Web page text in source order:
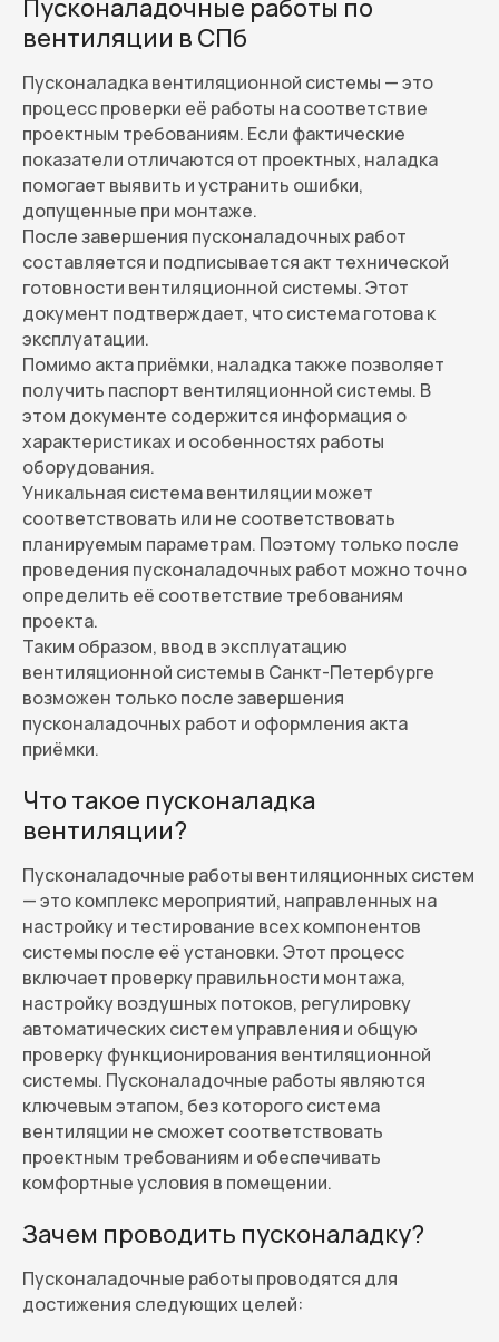
Пусконаладочные работы по
вентиляции в СПб
Пусконаладка вентиляционной системы — это
процесс проверки её работы на соответствие
проектным требованиям. Если фактические
показатели отличаются от проектных, наладка
помогает выявить и устранить ошибки,
допущенные при монтаже.
После завершения пусконаладочных работ
составляется и подписывается акт технической
готовности вентиляционной системы. Этот
документ подтверждает, что система готова к
эксплуатации.
Помимо акта приёмки, наладка также позволяет
получить паспорт вентиляционной системы. В
этом документе содержится информация о
характеристиках и особенностях работы
оборудования.
Уникальная система вентиляции может
соответствовать или не соответствовать
планируемым параметрам. Поэтому только после
проведения пусконаладочных работ можно точно
определить её соответствие требованиям
проекта.
Таким образом, ввод в эксплуатацию
вентиляционной системы в Санкт-Петербурге
возможен только после завершения
пусконаладочных работ и оформления акта
приёмки.
Что такое пусконаладка
вентиляции?
Пусконаладочные работы вентиляционных систем
— это комплекс мероприятий, направленных на
настройку и тестирование всех компонентов
системы после её установки. Этот процесс
включает проверку правильности монтажа,
настройку воздушных потоков, регулировку
автоматических систем управления и общую
проверку функционирования вентиляционной
системы. Пусконаладочные работы являются
ключевым этапом, без которого система
вентиляции не сможет соответствовать
проектным требованиям и обеспечивать
комфортные условия в помещении.
Зачем проводить пусконаладку?
Пусконаладочные работы проводятся для
достижения следующих целей: